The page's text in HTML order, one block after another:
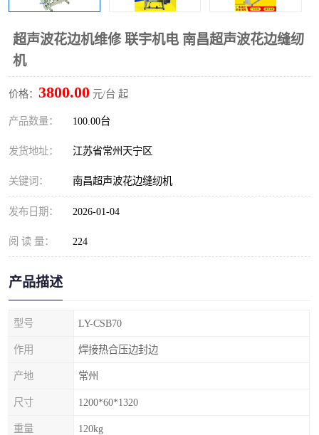
超声波花边机维修 联宇机电 南昌超声波花边缝纫
机
价格： 3800.00 元/台 起
产品数量： 100.00台
发货地址： 江苏省常州天宁区
关键词： 南昌超声波花边缝纫机
发布日期： 2026-01-04
阅 读 量： 224
产品描述
型号 LY-CSB70
作用 焊接热合压边封边
产地 常州
尺寸 1200*60*1320
重量 120kg